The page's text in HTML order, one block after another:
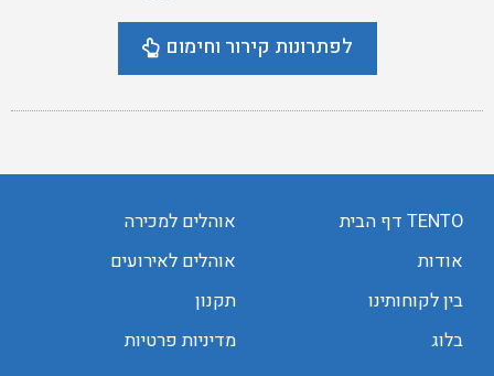
לפתרונות קירור וחימום
TENTO דף הבית
אודות
בין לקוחותינו
בלוג
אוהלים למכירה
אוהלים לאירועים
תקנון
מדיניות פרטיות